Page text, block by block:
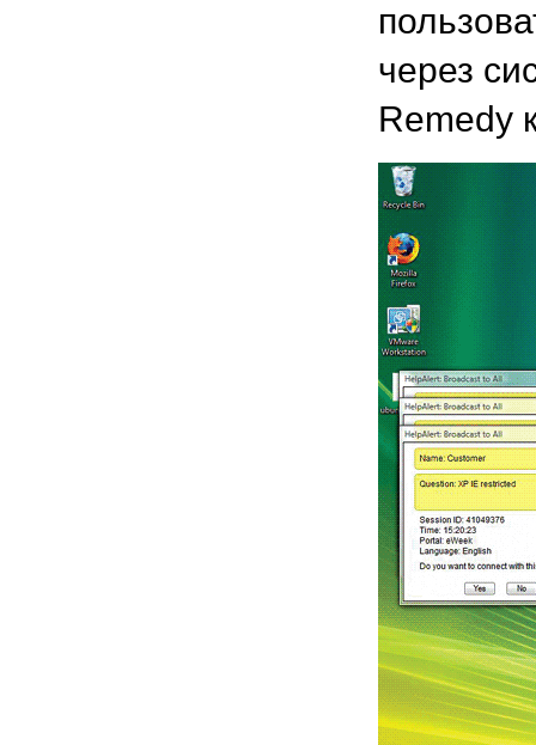
через
Remedy